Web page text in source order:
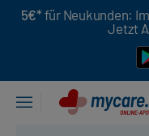
5€* für Neukunden:
Jetzt